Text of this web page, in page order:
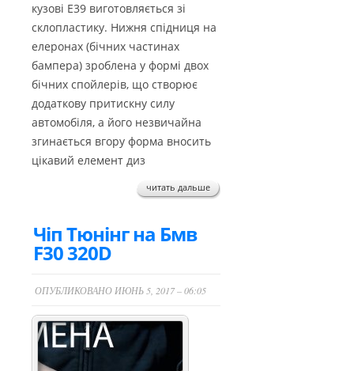
кузові Е39 виготовляється зі
склопластику. Нижня спідниця на
елеронах (бічних частинах
бампера) зроблена у формі двох
бічних спойлерів, що створює
додаткову притискну силу
автомобіля, а його незвичайна
згинається вгору форма вносить
цікавий елемент диз
читать дальше
Чіп Тюнінг на Бмв
F30 320D
ОПУБЛИКОВАНО ИЮНЬ 5, 2017 – 06:05